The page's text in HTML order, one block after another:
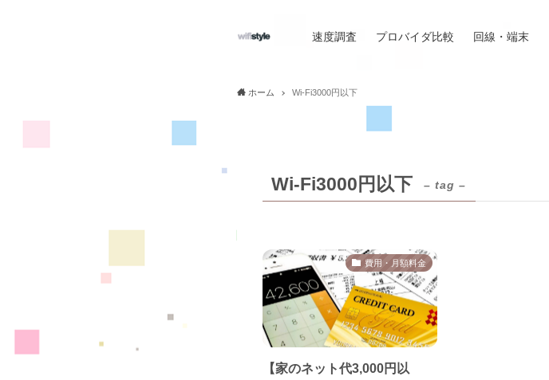
速度調査 プロバイダ比較 回線・端末
ホーム Wi-Fi3000円以下
Wi-Fi3000円以下 – tag –
費用・月額料金
【家のネット代3,000円以